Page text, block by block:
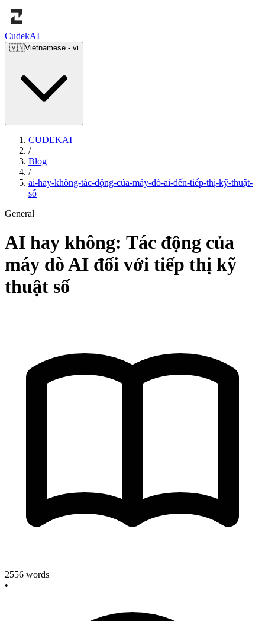
CudekAI
🇻🇳Vietnamese - vi
CUDEKAI
/
Blog
/
ai-hay-không-tác-động-của-máy-dò-ai-đến-tiếp-thị-kỹ-thuật-
số
General
AI hay không: Tác động của
máy dò AI đối với tiếp thị kỹ
thuật số
2556 words
•